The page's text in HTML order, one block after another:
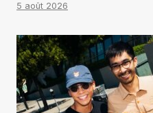
5 août 2026